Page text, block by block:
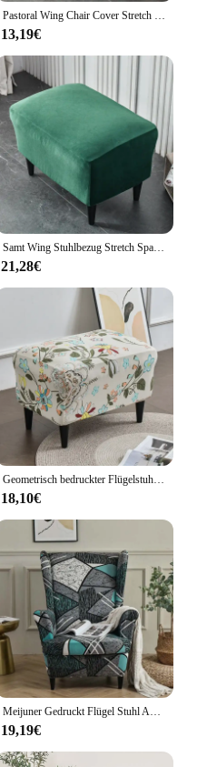
Pastoral Wing Chair Cover Stretch Polyester Sesselbezüge Abnehmbare Relax Sofa Ottoman Schonbezüge mit Sitzkissenbezügen
13,19€
Samt Wing Stuhlbezug Stretch Spandex Sesselbezüge Abnehmbare Wingback Sofabezüge mit Sitzkissenbezug Fußhockerbezug
21,28€
Geometrisch bedruckter Flügelstuhlbezug, Stretch-Spandex-Sesselbezüge, nordischer abnehmbarer Fußhocker, Sofa-Schonbezüge mit Kissenbezug
18,10€
Meijuner Gedruckt Flügel Stuhl Abdeckungen 2 Stück Stretch Außenverteidiger Stuhl Schutzhülle Abnehmbare Sofa Hussen Mit Sitz Kissen Abdeckung
19,19€